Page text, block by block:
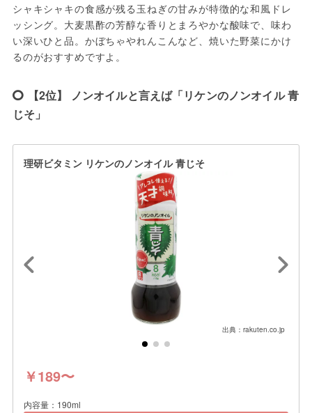
シャキシャキの食感が残る玉ねぎの甘みが特徴的な和風ドレ
ッシング。大麦黒酢の芳醇な香りとまろやかな酸味で、味わ
い深いひと品。かぼちゃやれんこんなど、焼いた野菜にかけ
るのがおすすめですよ。
【2位】 ノンオイルと言えば「リケンのノンオイル 青
じそ」
理研ビタミン リケンのノンオイル 青じそ
出典：rakuten.co.jp
￥189〜
内容量：190ml